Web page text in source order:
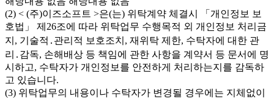
(2) < (주)이즈소프트 >은(는) 위탁계약 체결시 「개인정보 보
호법」 제26조에 따라 위탁업무 수행목적 외 개인정보 처리금
지, 기술적․관리적 보호조치, 재위탁 제한, 수탁자에 대한 관
리․감독, 손해배상 등 책임에 관한 사항을 계약서 등 문서에 명
시하고, 수탁자가 개인정보를 안전하게 처리하는지를 감독하
고 있습니다.
(3) 위탁업무의 내용이나 수탁자가 변경될 경우에는 지체없이